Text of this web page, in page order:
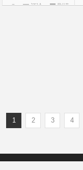
评论
剧情
1 2 3 4